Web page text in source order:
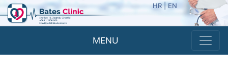
HR|EN
MENU